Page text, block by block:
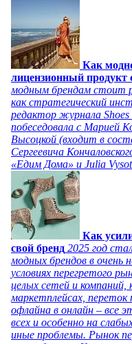
Как
лицензионный продукт
модным брендам стоит
как стратегический
редактор журнала
побеседовала с Марией
Высоцкой (входит в
Сергеевича
«Едим Дома» и Julia
Как
свой бренд 2025 год
модных брендов в
условиях перегретого
целых сетей и компаний,
маркетплейсах, переток
офлайна в онлайн – все
всех и особенно на
иные проблемы. Рынок